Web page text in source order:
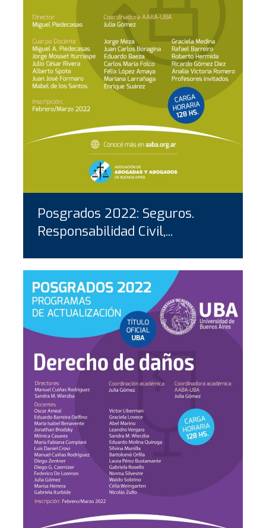
Posgrados 2022: Seguros.
Responsabilidad Civil,...